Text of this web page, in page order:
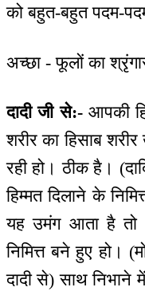
को बहुत-बहुत पदम-
अच्छा - फूलों का
दादी जी से:-आपकी
शरीर का हिसाब
रही हो। ठीक है।
हिम्मत दिलाने के
यह उमंग आता है
निमित्त बने हुए हो।
दादी से) साथ निभाने